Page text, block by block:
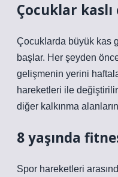
Çocuklar
Çocuklarda büyük kas
başlar. Her şeyden
gelişmenin yerini
hareketleri ile
diğer kalkınma
8 yaşında
Spor hareketleri